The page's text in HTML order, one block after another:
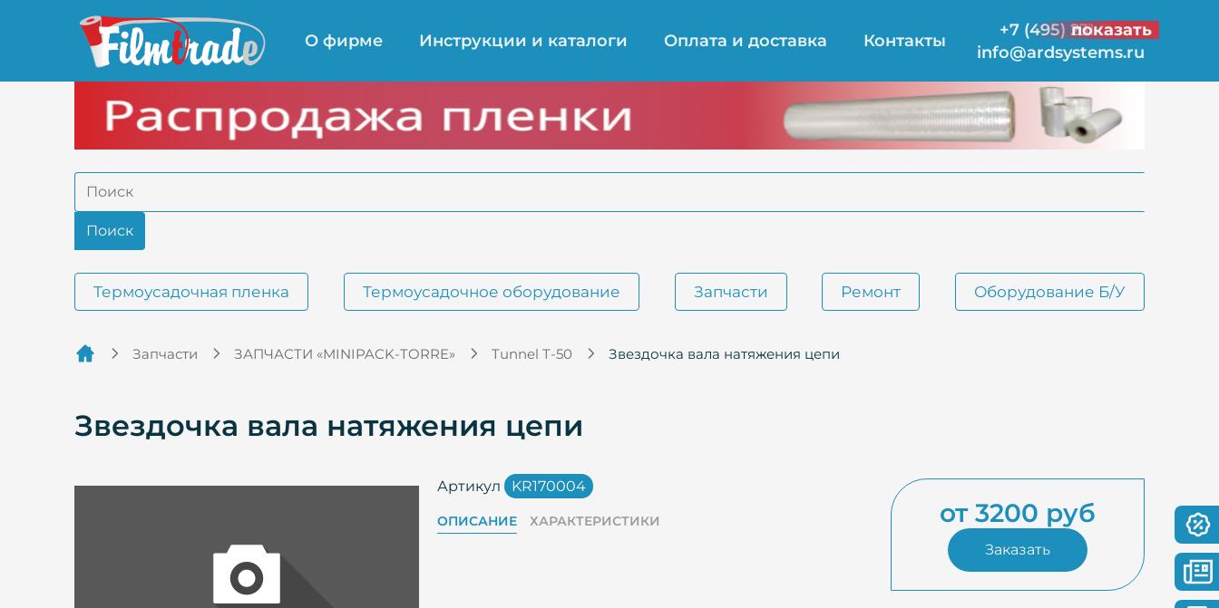
О фирме Инструкции и каталоги Оплата и доставка Контакты
+7 (495) 231-21-00
показать
info@ardsystems.ru
Термоусадочная пленка Термоусадочное оборудование Запчасти Ремонт Оборудование Б/У
Запчасти ЗАПЧАСТИ «MINIPACK-TORRE» Tunnel T-50 Звездочка вала натяжения цепи
Звездочка вала натяжения цепи
от 3200 руб
Заказать
Артикул KR170004
ОПИСАНИЕ ХАРАКТЕРИСТИКИ